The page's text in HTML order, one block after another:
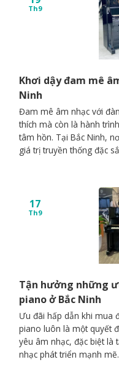
Khơi dậy đam mê
Ninh
Đam mê âm nhạc với
thích mà còn là hành
tâm hồn. Tại Bắc Ninh,
giá trị truyền thống đặc
Th9
Tận hưởng những
piano ở Bắc Ninh
Ưu đãi hấp dẫn khi mua
piano luôn là một quyết
yêu âm nhạc, đặc biệt là
nhạc phát triển mạnh
17
Th9